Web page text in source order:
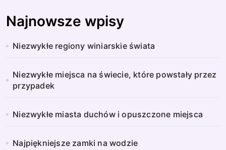
Najnowsze wpisy
Niezwykłe regiony winiarskie świata
Niezwykłe miejsca na świecie, które powstały przez
przypadek
Niezwykłe miasta duchów i opuszczone miejsca
Najpiękniejsze zamki na wodzie